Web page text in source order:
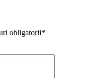
obligatorii*